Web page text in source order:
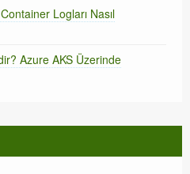
Logları Nasıl
Azure AKS Üzerinde